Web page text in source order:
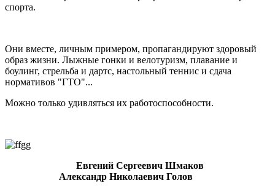
спорта.
Они вместе, личным примером, пропагандируют здоровый
образ жизни. Лыжные гонки и велотуризм, плавание и
боулинг, стрельба и дартс, настольный теннис и сдача
нормативов "ГТО"...
Можно только удивляться их работоспособности.
Евгений Сергеевич Шмаков
Александр Николаевич Голов